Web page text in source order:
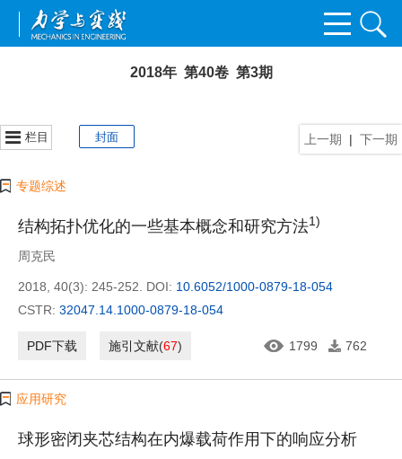
2018年 第40卷 第3期
上一期 | 下一期
栏目 封面
专题综述
结构拓扑优化的一些基本概念和研究方法1)
周克民
2018, 40(3): 245-252. DOI: 10.6052/1000-0879-18-054
CSTR: 32047.14.1000-0879-18-054
PDF下载 施引文献(67) 1799 762
应用研究
球形密闭夹芯结构在内爆载荷作用下的响应分析